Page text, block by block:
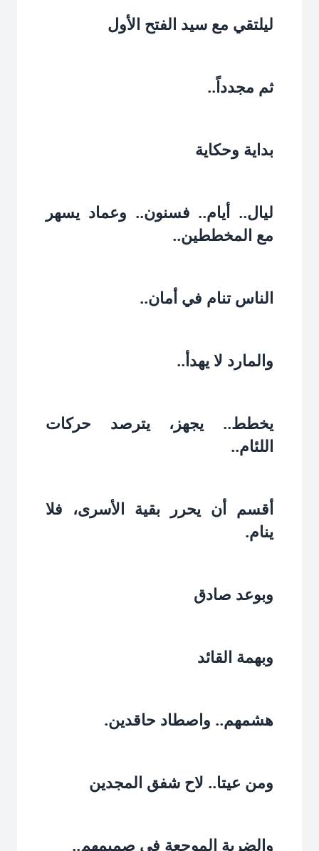
ليلتقي مع سيد الفتح الأول‏
ثم مجدداً..‏
بداية وحكاية‏
ليال.. أيام.. فسنون.. وعماد يسهر
مع المخططين..‏
الناس تنام في أمان..‏
والمارد لا يهدأ..‏
يخطط.. يجهز، يترصد حركات
اللئام..‏
أقسم أن يحرر بقية الأسرى، فلا
ينام.‏
وبوعد صادق‏
وبهمة القائد‏
هشمهم.. واصطاد حاقدين.‏
ومن عيتا.. لاح شفق المجدين‏
والضربة الموجعة في صميمهم..‏